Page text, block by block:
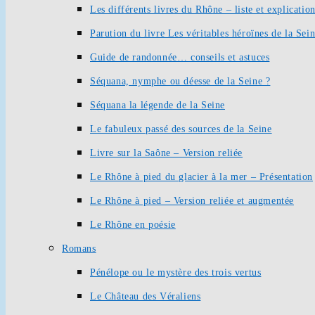
Les différents livres du Rhône – liste et
Parution du livre Les véritables héroïnes de la
Guide de randonnée… conseils et astuces
Séquana, nymphe ou déesse de la Seine ?
Séquana la légende de la Seine
Le fabuleux passé des sources de la Seine
Livre sur la Saône – Version reliée
Le Rhône à pied du glacier à la mer – Présentation
Le Rhône à pied – Version reliée et augmentée
Le Rhône en poésie
Romans
Pénélope ou le mystère des trois vertus
Le Château des Véraliens